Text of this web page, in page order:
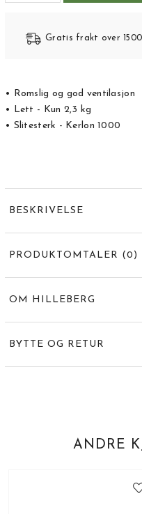
Gratis frakt over
• Romslig og god ventilasjon
• Lett - Kun 2,3 kg
• Slitesterk - Kerlon 1000
BESKRIVELSE
PRODUKTOMTALER (0 )
OM HILLEBERG
BYTTE OG RETUR
ANDRE